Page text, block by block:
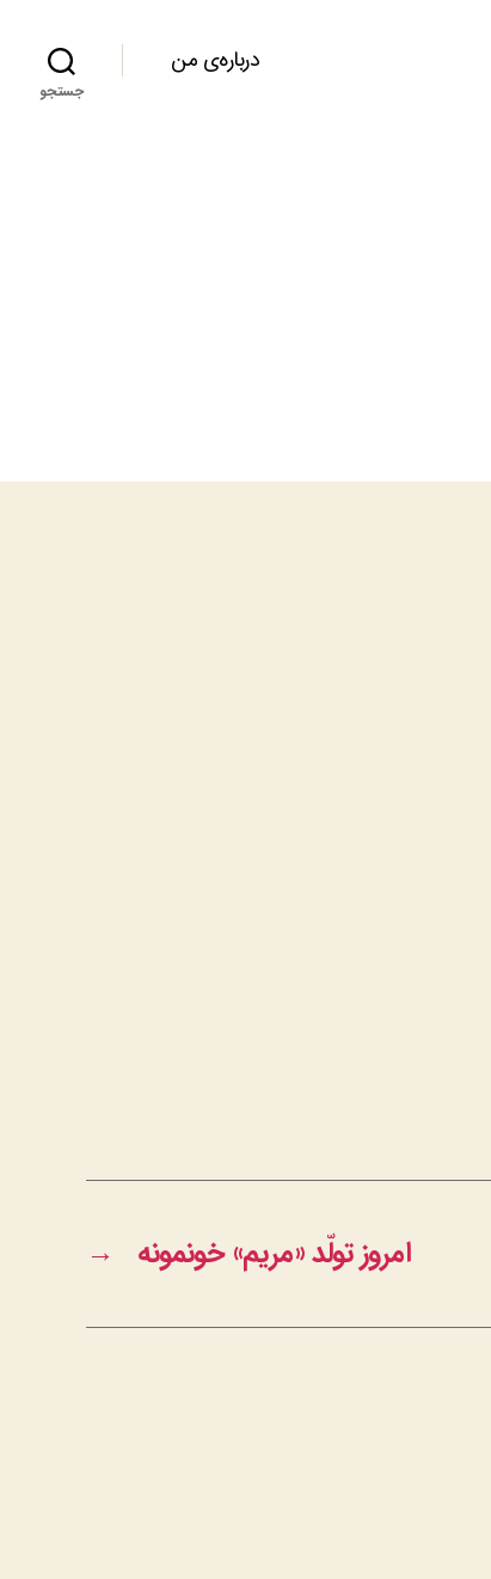
درباره‌ی من
جستجو
→ امروز تولّد «مریم» خونمونه